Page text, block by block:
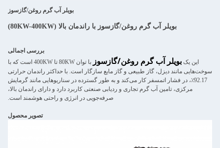
بویلر آب گرم روغن/گازسوز
بویلر آب گرم روغن/گازسوز با راندمان بالا (80KW-400KW)
بررسی اجمالی
این یک بویلر آب گرم روغن/گازسوز
با توان 80KW تا 400KW است که با
سوخت‌هایی مانند دیزل، گاز طبیعی و گاز مایع سازگار است. با حداکثر راندمان حرارتی
92.17٪، در فشار اتمسفر کار می‌کند و به طور گسترده در سناریوهایی مانند گرمایش
مرکزی، تامین آب گرم تجاری و ردیابی صنعتی کاربرد دارد و دارای راندمان بالا،
صرفه‌جویی در انرژی و راحتی هوشمند است.
تصویر محصول